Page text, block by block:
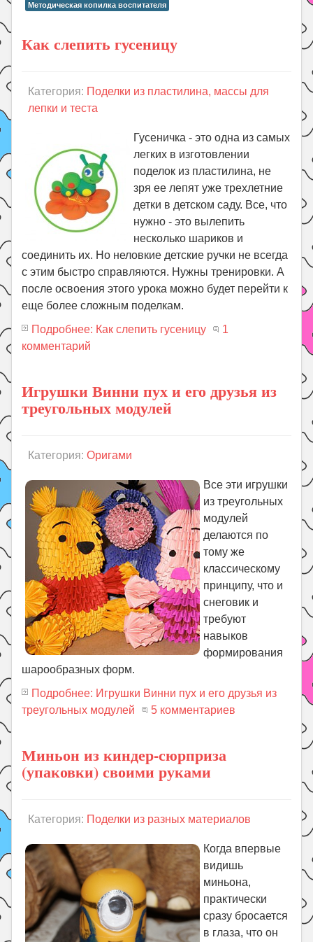
Методическая копилка воспитателя
Как слепить гусеницу
Категория: Поделки из пластилина, массы для
лепки и теста
Гусеничка - это одна из самых
легких в изготовлении
поделок из пластилина, не
зря ее лепят уже трехлетние
детки в детском саду. Все, что
нужно - это вылепить
несколько шариков и
соединить их. Но неловкие детские ручки не всегда
с этим быстро справляются. Нужны тренировки. А
после освоения этого урока можно будет перейти к
еще более сложным поделкам.
Подробнее: Как слепить гусеницу
1
комментарий
Игрушки Винни пух и его друзья из
треугольных модулей
Категория:Оригами
Все эти игрушки
из треугольных
модулей
делаются по
тому же
классическому
принципу, что и
снеговик и
требуют
навыков
формирования
шарообразных форм.
Подробнее: Игрушки Винни пух и его друзья из
треугольных модулей
5 комментариев
Миньон из киндер-сюрприза
(упаковки) своими руками
Категория: Поделки из разных материалов
Когда впервые
видишь
миньона,
практически
сразу бросается
в глаза, что он